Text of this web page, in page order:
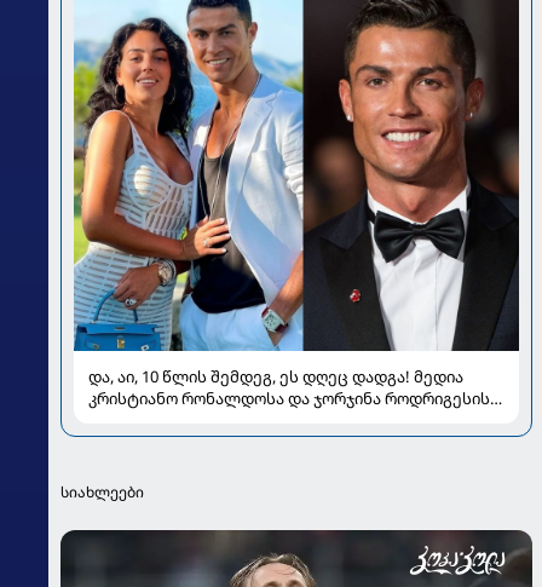
და, აი, 10 წლის შემდეგ, ეს დღეც დადგა! მედია
კრისტიანო რონალდოსა და ჯორჯინა როდრიგესის
სიახლეები